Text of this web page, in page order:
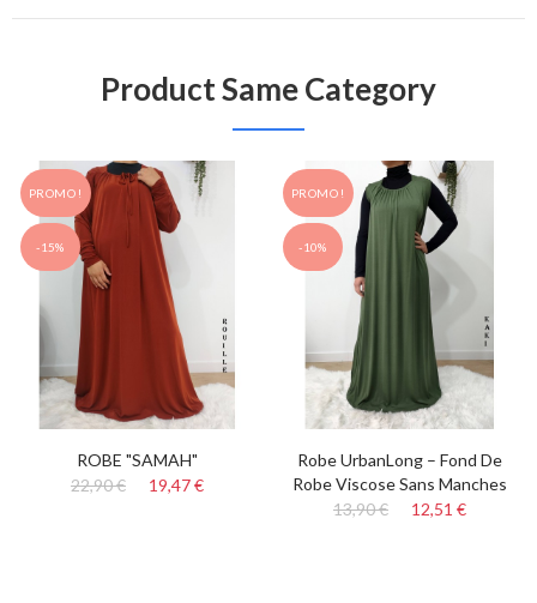
Product Same Category
PROMO !
-15%
ROBE "SAMAH"
22,90 €
19,47 €
PROMO !
-10%
Robe UrbanLong – Fond De
Robe Viscose Sans Manches
13,90 €
12,51 €